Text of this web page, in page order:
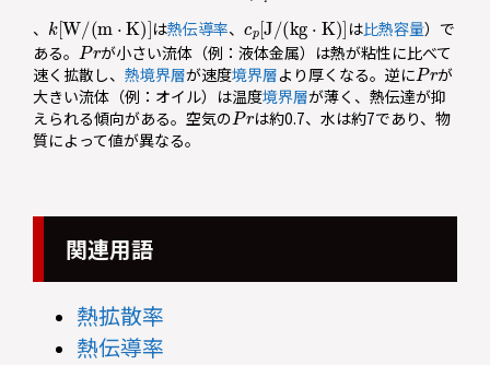
、 [ /( m ] は熱伝導率、 p J/ )] は比熱容量）で
ある。 P rが小さい流体（例：液体金属）は熱が粘性に比べて
速く拡散し、 熱境界層が速度境界層より厚くなる。逆にPrが
大きい流体（例：オイル）は温度境界層が薄く、熱伝達が抑
えられる傾向がある。空気のPr は約0.7、水は約7であり、物
質によって値が異なる。
関連用語
熱拡散率
熱伝導率